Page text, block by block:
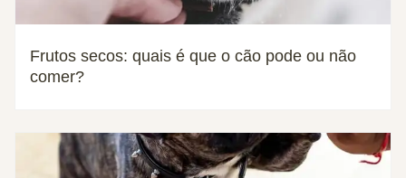
Frutos secos: quais é que o cão pode ou não
comer?